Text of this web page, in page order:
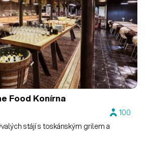
Food Konírna
100
stájí s toskánským grilem a